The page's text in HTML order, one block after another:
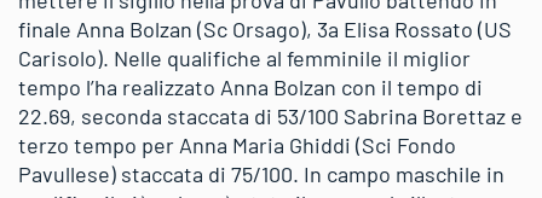
finale Anna Bolzan (Sc Orsago), 3a Elisa Rossato (US
Carisolo). Nelle qualifiche al femminile il miglior
tempo l’ha realizzato Anna Bolzan con il tempo di
22.69, seconda staccata di 53/100 Sabrina Borettaz e
terzo tempo per Anna Maria Ghiddi (Sci Fondo
Pavullese) staccata di 75/100. In campo maschile in